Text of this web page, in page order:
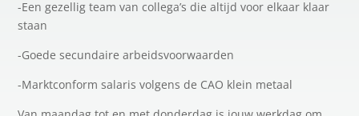
-Een gezellig team van collega’s die altijd voor elkaar klaar
staan
-Goede secundaire arbeidsvoorwaarden
-Marktconform salaris volgens de CAO klein metaal